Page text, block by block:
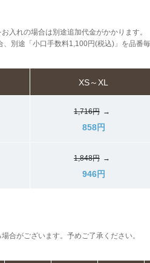
入れの場合は別途追加代金がかかります。
別途「小口手数料1,100円(税込)」を品番
XS～XL
1,716円 →
858円
1,848円 →
946円
合がございます。予めご了承ください。